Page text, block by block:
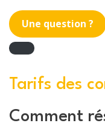
Une question ?
Tarifs des
Comment